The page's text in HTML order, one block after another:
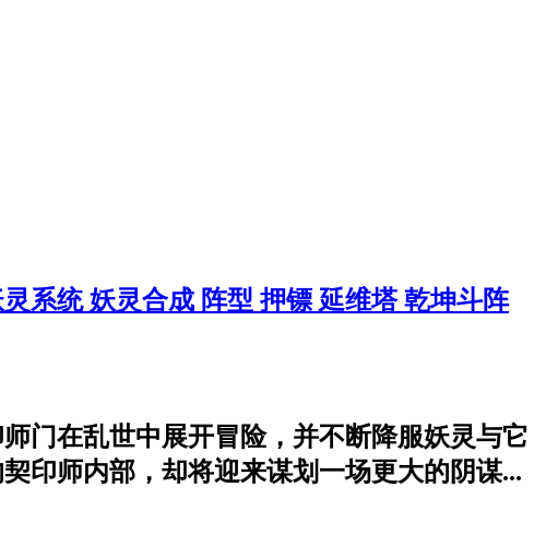
系统妖灵合成 阵型押镖 延维塔乾坤斗阵
门在乱世中展开冒险，并不断降服妖灵与它
印师内部，却将迎来谋划一场更大的阴谋...